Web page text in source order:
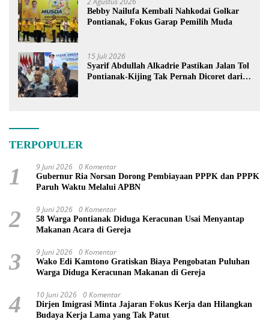
Bebby Nailufa Kembali Nahkodai Golkar
Pontianak, Fokus Garap Pemilih Muda
15 Juli 2026
Syarif Abdullah Alkadrie Pastikan Jalan Tol
Pontianak-Kijing Tak Pernah Dicoret dari
TERPOPULER
1 9 Juni 2026 0 Komentar
Gubernur Ria Norsan Dorong Pembiayaan PPPK dan PPPK
Paruh Waktu Melalui APBN
2 9 Juni 2026 0 Komentar
58 Warga Pontianak Diduga Keracunan Usai Menyantap
Makanan Acara di Gereja
3 9 Juni 2026 0 Komentar
Wako Edi Kamtono Gratiskan Biaya Pengobatan Puluhan
Warga Diduga Keracunan Makanan di Gereja
4 10 Juni 2026 0 Komentar
Dirjen Imigrasi Minta Jajaran Fokus Kerja dan Hilangkan
Budaya Kerja Lama yang Tak Patut